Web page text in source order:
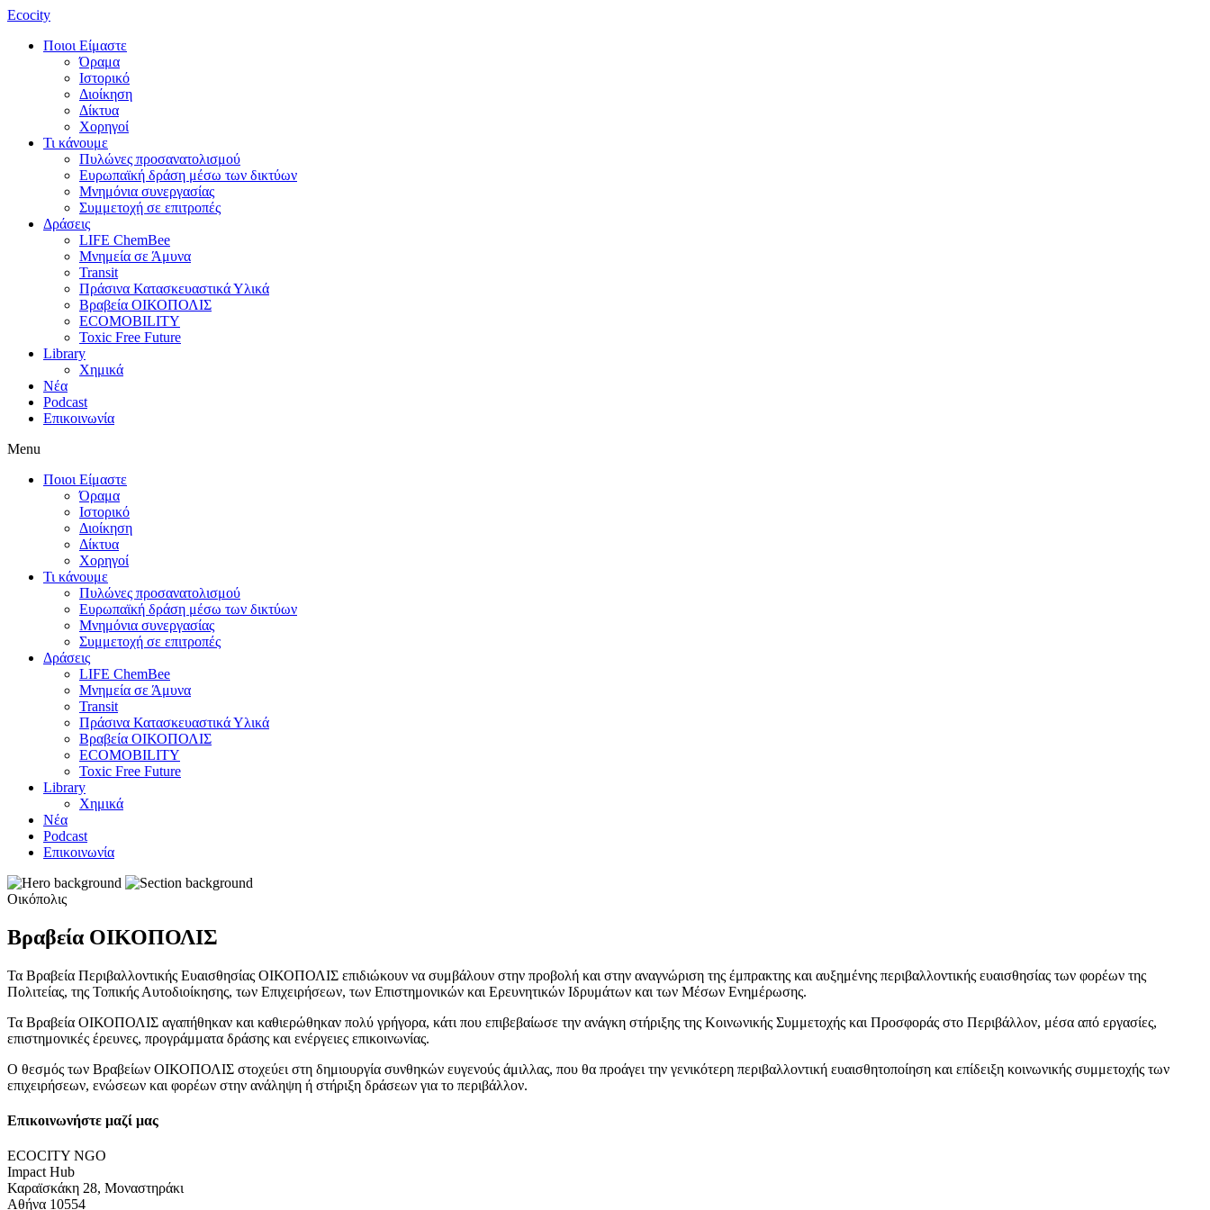
Ecocity
Ποιοι Είμαστε
Όραμα
Ιστορικό
Διοίκηση
Δίκτυα
Χορηγοί
Τι κάνουμε
Πυλώνες προσανατολισμού
Ευρωπαϊκή δράση μέσω των δικτύων
Μνημόνια συνεργασίας
Συμμετοχή σε επιτροπές
Δράσεις
LIFE ChemBee
Μνημεία σε Άμυνα
Transit
Πράσινα Κατασκευαστικά Υλικά
Βραβεία ΟΙΚΟΠΟΛΙΣ
ECOMOBILITY
Toxic Free Future
Library
Χημικά
Νέα
Podcast
Επικοινωνία
Menu
Ποιοι Είμαστε
Όραμα
Ιστορικό
Διοίκηση
Δίκτυα
Χορηγοί
Τι κάνουμε
Πυλώνες προσανατολισμού
Ευρωπαϊκή δράση μέσω των δικτύων
Μνημόνια συνεργασίας
Συμμετοχή σε επιτροπές
Δράσεις
LIFE ChemBee
Μνημεία σε Άμυνα
Transit
Πράσινα Κατασκευαστικά Υλικά
Βραβεία ΟΙΚΟΠΟΛΙΣ
ECOMOBILITY
Toxic Free Future
Library
Χημικά
Νέα
Podcast
Επικοινωνία
Οικόπολις
Βραβεία ΟΙΚΟΠΟΛΙΣ
Τα Βραβεία Περιβαλλοντικής Ευαισθησίας ΟΙΚΟΠΟΛΙΣ επιδιώκουν να συμβάλουν στην προβολή και στην αναγνώριση της έμπρακτης και αυξημένης περιβαλλοντικής ευαισθησίας των φορέων της
Πολιτείας, της Τοπικής Αυτοδιοίκησης, των Επιχειρήσεων, των Επιστημονικών και Ερευνητικών Ιδρυμάτων και των Μέσων Ενημέρωσης.
Τα Βραβεία ΟΙΚΟΠΟΛΙΣ αγαπήθηκαν και καθιερώθηκαν πολύ γρήγορα, κάτι που επιβεβαίωσε την ανάγκη στήριξης της Κοινωνικής Συμμετοχής και Προσφοράς στο Περιβάλλον, μέσα από εργασίες,
επιστημονικές έρευνες, προγράμματα δράσης και ενέργειες επικοινωνίας.
Ο θεσμός των Βραβείων ΟΙΚΟΠΟΛΙΣ στοχεύει στη δημιουργία συνθηκών ευγενούς άμιλλας, που θα προάγει την γενικότερη περιβαλλοντική ευαισθητοποίηση και επίδειξη κοινωνικής συμμετοχής των
επιχειρήσεων, ενώσεων και φορέων στην ανάληψη ή στήριξη δράσεων για το περιβάλλον.
Επικοινωνήστε μαζί μας
ECOCITY NGO
Impact Hub
Καραϊσκάκη 28, Μοναστηράκι
Αθήνα 10554